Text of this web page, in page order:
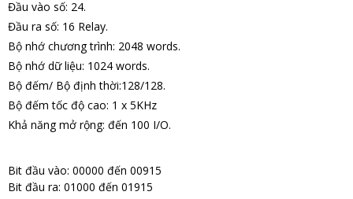
Đầu vào số: 24.
Đầu ra số: 16 Relay.
Bộ nhớ chương trình: 2048 words.
Bộ nhớ dữ liệu: 1024 words.
Bộ đếm/ Bộ định thời:128/128.
Bộ đếm tốc độ cao: 1 x 5KHz
Khả năng mở rộng: đến 100 I/O.
Bit đầu vào: 00000 đến 00915
Bit đầu ra: 01000 đến 01915